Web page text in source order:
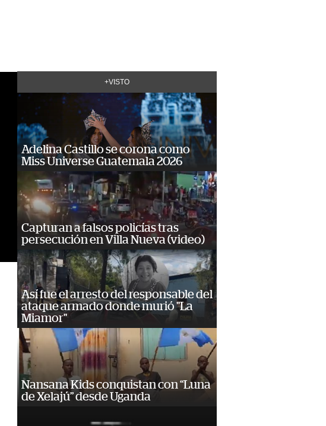
+VISTO
Adelina Castillo se corona como
Miss Universe Guatemala 2026
Capturan a falsos policías tras
persecución en Villa Nueva (video)
Así fue el arresto del responsable del
ataque armado donde murió "La
Miamor"
Nansana Kids conquistan con “Luna
de Xelajú” desde Uganda